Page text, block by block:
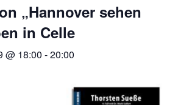
„Hannover sehen
in Celle
@ 18:00 -20:00